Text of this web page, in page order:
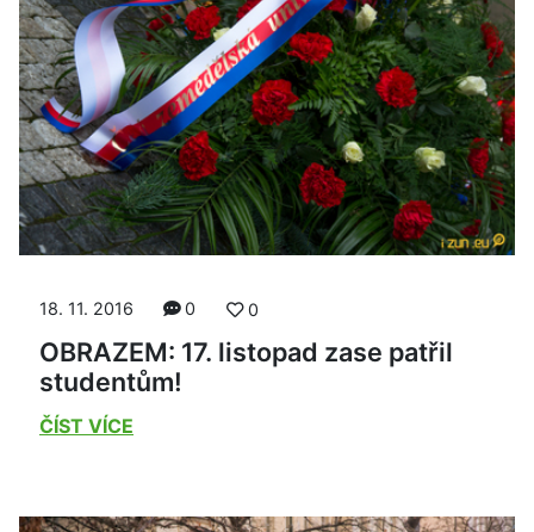
18. 11. 2016 0 0
OBRAZEM: 17. listopad zase patřil
studentům!
ČÍST VÍCE